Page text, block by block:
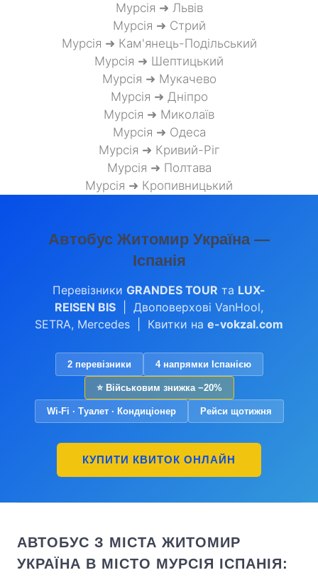
Мурсія ➜ Львів
Мурсія ➜ Стрий
Мурсія ➜ Кам'янець-Подільський
Мурсія ➜ Шептицький
Мурсія ➜ Мукачево
Мурсія ➜ Дніпро
Мурсія ➜ Миколаїв
Мурсія ➜ Одеса
Мурсія ➜ Кривий-Ріг
Мурсія ➜ Полтава
Мурсія ➜ Кропивницький
Автобус Житомир Україна —
Іспанія
Перевізники GRANDES TOUR та LUX-
REISEN BIS | Двоповерхові VanHool,
SETRA, Mercedes | Квитки на e-vokzal.com
2 перевізники 4 напрямки Іспанією
⭐ Військовим знижка −20%
Wi-Fi · Туалет · Кондиціонер Рейси щотижня
КУПИТИ КВИТОК ОНЛАЙН
АВТОБУС З МІСТА ЖИТОМИР
УКРАЇНА В МІСТО МУРСІЯ ІСПАНІЯ: